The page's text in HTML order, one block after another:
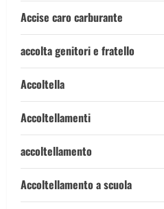
Accise caro carburante
accolta genitori e fratello
Accoltella
Accoltellamenti
accoltellamento
Accoltellamento a scuola